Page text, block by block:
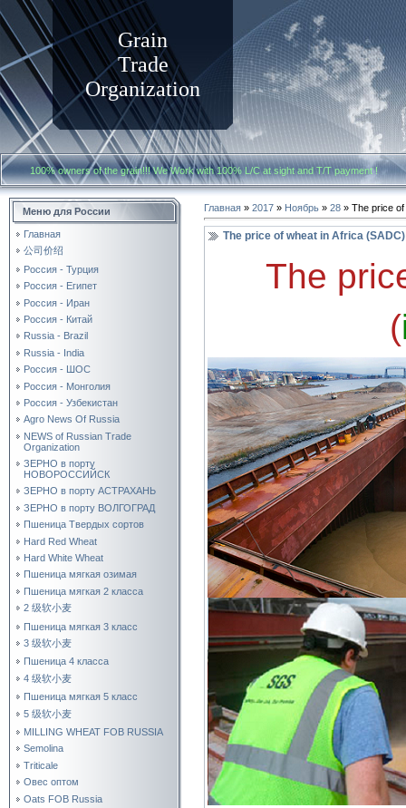
Grain
Trade
Organization
100% owners of the grain!!! We Work with100% L/C at sight and T/T payment
Меню для России
Главная
公司价绍
Россия - Турция
Россия - Египет
Россия - Иран
Россия - Китай
Russia - Brazil
Russia - India
Россия - ШОС
Россия - Монголия
Россия - Узбекистан
Agro News Of Russia
NEWS of Russian Trade
Organization
ЗЕРНО в порту
НОВОРОССИЙСК
ЗЕРНО в порту АСТРАХАНЬ
ЗЕРНО в порту ВОЛГОГРАД
Пшеница Твердых сортов
Hard Red Wheat
Hard White Wheat
Пшеница мягкая озимая
Пшеница мягкая 2 класса
2 级软小麦
Пшеница мягкая 3 класс
3 级软小麦
Пшеница 4 класса
4 级软小麦
Пшеница мягкая 5 класс
5 级软小麦
MILLING WHEAT FOB RUSSIA
Semolina
Triticale
Овес оптом
Oats FOB Russia
Главная » 2017 » Ноябрь » 28 » The price
The price of wheat in Africa
The
(